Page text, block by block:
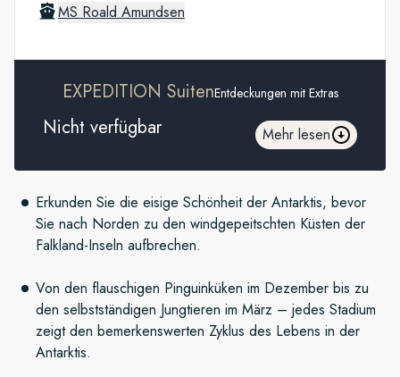
Erkunden Sie die eisige Schönheit der Antarktis, bevor
Sie nach Norden zu den windgepeitschten Küsten der
Falkland-Inseln aufbrechen.
Von den flauschigen Pinguinküken im Dezember bis zu
den selbstständigen Jungtieren im März – jedes Stadium
zeigt den bemerkenswerten Zyklus des Lebens in der
Antarktis.
MS Roald Amundsen
EXPEDITION SuitenEntdeckungen mit Extras
Nicht verfügbar Mehr lesen